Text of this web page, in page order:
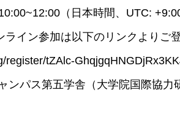
（日本時間、UTC: +9:00
イン参加は以下のリンクよりご
register/tZAlc-
ンパス第五学舎（大学院国際協力